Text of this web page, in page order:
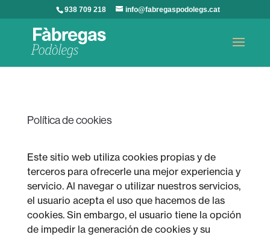
938 709 218 info@fabregaspodolegs.cat
Política de cookies
Este sitio web utiliza cookies propias y de
terceros para ofrecerle una mejor experiencia y
servicio. Al navegar o utilizar nuestros servicios,
el usuario acepta el uso que hacemos de las
cookies. Sin embargo, el usuario tiene la opción
de impedir la generación de cookies y su